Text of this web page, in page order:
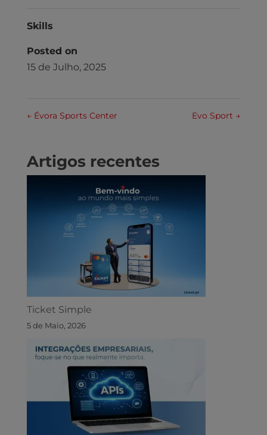
Skills
Posted on
15 de Julho, 2025
←Évora Sports Center Evo Sport →
Artigos recentes
Ticket Simple
5 de Maio, 2026